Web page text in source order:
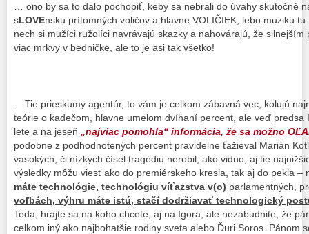
… ono by sa to dalo pochopiť, keby sa nebrali do úvahy skutočné
sLOVEnsku prítomných voličov a hlavne VOLIČIEK, lebo muziku
nech si mužíci ružolíci navrávajú skazky a nahovárajú, že
viac mrkvy v bedničke, ale to je asi tak všetko!
. Tie prieskumy agentúr, to vám je celkom zábavná vec, kolujú
teórie o kadečom, hlavne umelom dvíhaní percent, ale veď predsa
lete a na jeseň „najviac pomohla“ informácia, že sa možno
podobne z podhodnotených percent pravidelne ťažieval Marián
vasokých, či nízkych čísel tragédiu nerobil, ako vidno, aj tie
výsledky môžu viesť ako do premiérskeho kresla, tak aj do pekla
máte technológie, technológiu víťazstva v(o) parlamentných,
voľbách, výhru máte istú, stačí dodržiavať technologický
Teda, hrajte sa na koho chcete, aj na Igora, ale nezabudnite, že
celkom iný ako najbohatšie rodiny sveta alebo Ďuri Soros. Pánom